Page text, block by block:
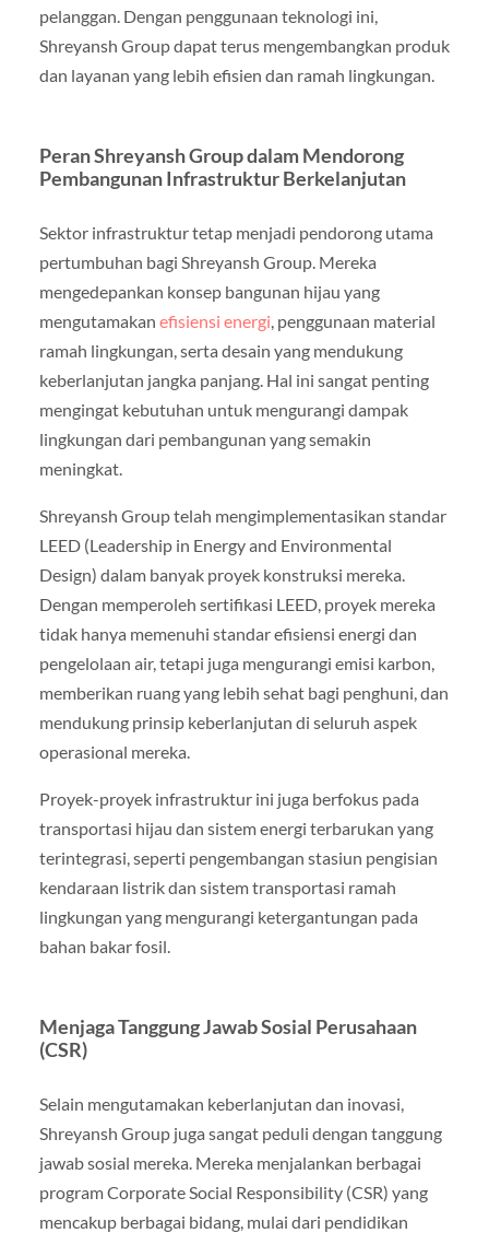
pelanggan. Dengan penggunaan teknologi ini,
Shreyansh Group dapat terus mengembangkan produk
dan layanan yang lebih efisien dan ramah lingkungan.
Peran Shreyansh Group dalam Mendorong
Pembangunan Infrastruktur Berkelanjutan
Sektor infrastruktur tetap menjadi pendorong utama
pertumbuhan bagi Shreyansh Group. Mereka
mengedepankan konsep bangunan hijau yang
mengutamakan efisiensi energi , penggunaan material
ramah lingkungan, serta desain yang mendukung
keberlanjutan jangka panjang. Hal ini sangat penting
mengingat kebutuhan untuk mengurangi dampak
lingkungan dari pembangunan yang semakin
meningkat.
Shreyansh Group telah mengimplementasikan standar
LEED (Leadership in Energy and Environmental
Design) dalam banyak proyek konstruksi mereka.
Dengan memperoleh sertifikasi LEED, proyek mereka
tidak hanya memenuhi standar efisiensi energi dan
pengelolaan air, tetapi juga mengurangi emisi karbon,
memberikan ruang yang lebih sehat bagi penghuni, dan
mendukung prinsip keberlanjutan di seluruh aspek
operasional mereka.
Proyek-proyek infrastruktur ini juga berfokus pada
transportasi hijau dan sistem energi terbarukan yang
terintegrasi, seperti pengembangan stasiun pengisian
kendaraan listrik dan sistem transportasi ramah
lingkungan yang mengurangi ketergantungan pada
bahan bakar fosil.
Menjaga Tanggung Jawab Sosial Perusahaan
(CSR)
Selain mengutamakan keberlanjutan dan inovasi,
Shreyansh Group juga sangat peduli dengan tanggung
jawab sosial mereka. Mereka menjalankan berbagai
program Corporate Social Responsibility (CSR) yang
mencakup berbagai bidang, mulai dari pendidikan